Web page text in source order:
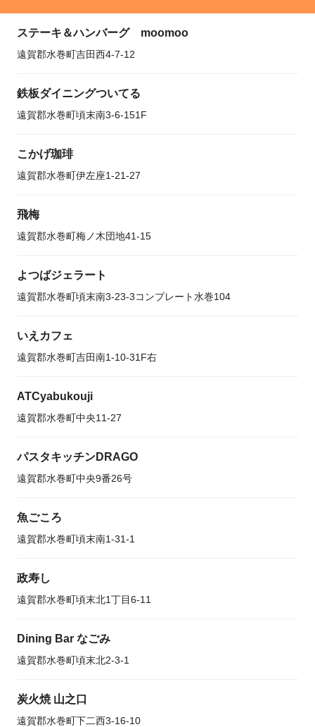
ステーキ＆ハンバーグ moomoo
遠賀郡水巻町吉田西4-7-12
鉄板ダイニングついてる
遠賀郡水巻町頃末南3-6-151F
こかげ珈琲
遠賀郡水巻町伊左座1-21-27
飛梅
遠賀郡水巻町梅ノ木団地41-15
よつばジェラート
遠賀郡水巻町頃末南3-23-3コンプレート水巻104
いえカフェ
遠賀郡水巻町吉田南1-10-31F右
ATCyabukouji
遠賀郡水巻町中央11-27
パスタキッチンDRAGO
遠賀郡水巻町中央9番26号
魚ごころ
遠賀郡水巻町頃末南1-31-1
政寿し
遠賀郡水巻町頃末北1丁目6-11
Dining Bar なごみ
遠賀郡水巻町頃末北2-3-1
炭火焼 山之口
遠賀郡水巻町下二西3-16-10